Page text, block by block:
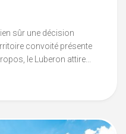
sûr une décision
convoité présente
le Luberon attire...